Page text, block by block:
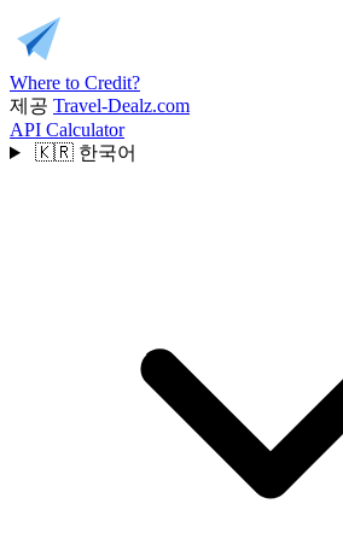
Where to Credit?
제공 Travel-Dealz.com
API Calculator
🇰🇷 한국어